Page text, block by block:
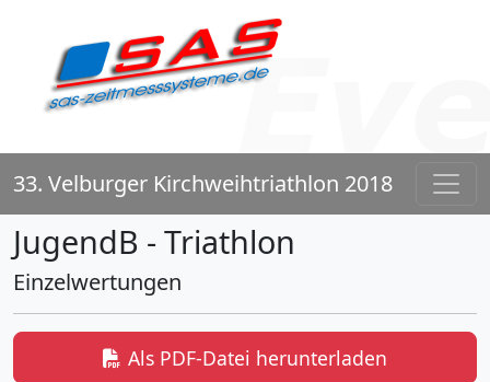
33. Velburger Kirchweihtriathlon 2018
JugendB - Triathlon
Einzelwertungen
Als PDF-Datei herunterladen